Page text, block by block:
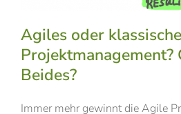
Agiles oder
Projektmanagement?
Beides?
Immer mehr gewinnt die Agile